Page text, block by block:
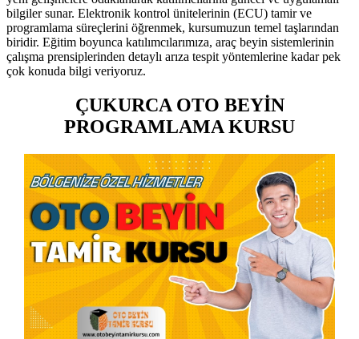
bilgiler sunar. Elektronik kontrol ünitelerinin (ECU) tamir ve
programlama süreçlerini öğrenmek, kursumuzun temel taşlarından
biridir. Eğitim boyunca katılımcılarımıza, araç beyin sistemlerinin
çalışma prensiplerinden detaylı arıza tespit yöntemlerine kadar pek
çok konuda bilgi veriyoruz.
ÇUKURCA OTO BEYİN
PROGRAMLAMA KURSU